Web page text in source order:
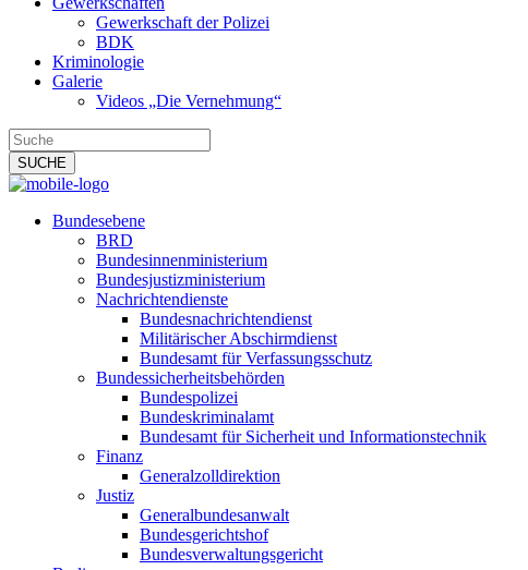
Gewerkschaft der Polizei
BDK
Kriminologie
Galerie
Videos „Die Vernehmung“
Bundesebene
BRD
Bundesinnenministerium
Bundesjustizministerium
Nachrichtendienste
Bundesnachrichtendienst
Militärischer Abschirmdienst
Bundesamt für Verfassungsschutz
Bundessicherheitsbehörden
Bundespolizei
Bundeskriminalamt
Bundesamt für Sicherheit und Informationstechnik
Finanz
Generalzolldirektion
Justiz
Generalbundesanwalt
Bundesgerichtshof
Bundesverwaltungsgericht